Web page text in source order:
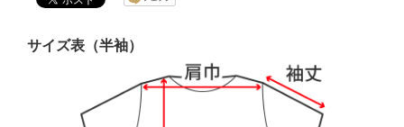
サイズ表（半袖）